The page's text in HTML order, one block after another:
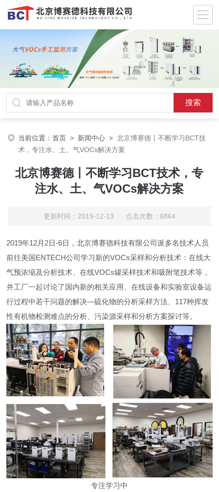
当前位置：首页 > 新闻中心 >北京博赛德丨不断学习BCT技
术，专注水、土、气VOCs解决方案
北京博赛德丨不断学习BCT技术，专
注水、土、气VOCs解决方案
更新时间：2019-12-13 点击次数：6864
2019年12月2日-6日，北京博赛德科技有限公司派多名技术人员
前往美国ENTECH公司学习新的VOCs采样和分析技术：在线大
气预浓缩及分析技术、在线VOCs罐采样技术和吸附笔技术等，
并工厂一起讨论了国内新的相关应用、在线设备和实验室设备运
行过程中若干问题的解决—硫化物的分析采样方法、117种挥发
性有机物检测难点的分析、污染源采样和分析方案探讨等。
专注学习中